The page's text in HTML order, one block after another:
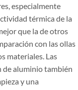
especialmente
térmica de la
que la de otros
con las ollas
materiales. Las
de aluminio también
y una